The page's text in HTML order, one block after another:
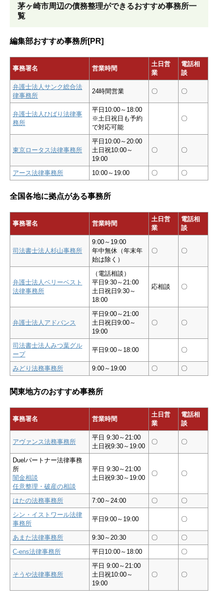
茅ヶ崎市周辺の債務整理ができるおすすめ事務所一
覧
編集部おすすめ事務所[PR]
事務署名 営業時間
土日営
業
電話相
談
弁護士法人サンク総合法
律事務所
24時間営業 〇 〇
弁護士法人ひばり法律事
務所
平日10:00～18:00
※土日祝日も予約
で対応可能
〇
東京ロータス法律事務所
平日10:00～20:00
土日祝10:00～
19:00
〇 〇
アース法律事務所 10:00～19:00 〇 〇
全国各地に拠点がある事務所
事務署名 営業時間
土日営
業
電話相
談
司法書士法人杉山事務所
9:00～19:00
年中無休（年末年
始は除く）
〇 〇
弁護士法人ベリーベスト
法律事務所
（電話相談）
平日9:30～21:00
土日祝日9:30～
18:00
応相談 〇
弁護士法人アドバンス
平日9:00～21:00
土日祝日9:00～
19:00
〇 〇
司法書士法人みつ葉グル
ープ
平日9:00～18:00 〇
みどり法務事務所 9:00～19:00 〇 〇
関東地方のおすすめ事務所
事務署名 営業時間
土日営
業
電話相
談
アヴァンス法務事務所
平日 9:30～21:00
土日祝9:30～19:00
〇 〇
Duelパートナー法律事務
所
闇金相談
任意整理・破産の相談
平日 9:30～21:00
土日祝9:30～19:00
〇 〇
はたの法務事務所 7:00～24:00 〇
〇
シン・イストワール法律
事務所
平日9:00～19:00 〇
あまた法律事務所 9:30～20:30 〇
〇
C-ens法律事務所
平日10:00～18:00 〇
そうや法律事務所
平日 9:00～21:00
土日祝10:00～
19:00
〇 〇